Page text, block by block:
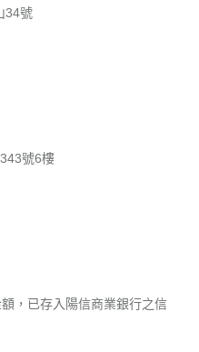
34號
號6樓
，已存入陽信商業銀行之信